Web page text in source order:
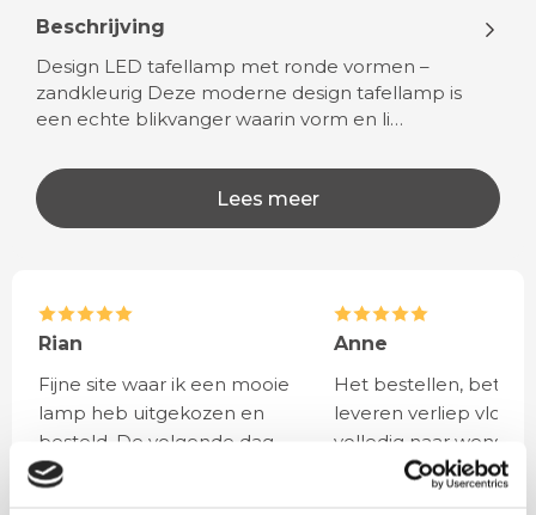
Beschrijving
Design LED tafellamp met ronde vormen –
zandkleurig Deze moderne design tafellamp is
een echte blikvanger waarin vorm en li…
Lees meer
Rian
Fijne site waar ik een mooie
lamp heb uitgekozen en
besteld. De volgende dag
werd deze al bezorgd. Super
Anne
Het bestellen,
leveren verliep vlot en
volledig naar wens.
artikel is zeer mooi